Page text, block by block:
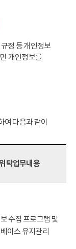
정 등 개인정보
개인정보를
여 다음과 같이
탁업무내용
수집 프로그램 및
이스 유지관리